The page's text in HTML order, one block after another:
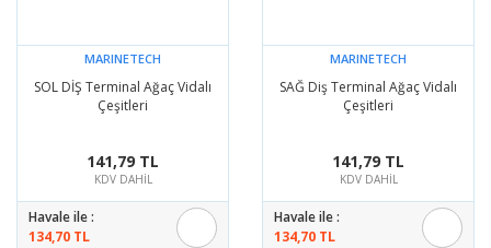
MARINETECH
SOL DİŞ Terminal Ağaç Vidalı
Çeşitleri
141,79 TL
KDV DAHİL
Havale ile :
134,70 TL
MARINETECH
SAĞ Diş Terminal Ağaç Vidalı
Çeşitleri
141,79 TL
KDV DAHİL
Havale ile :
134,70 TL